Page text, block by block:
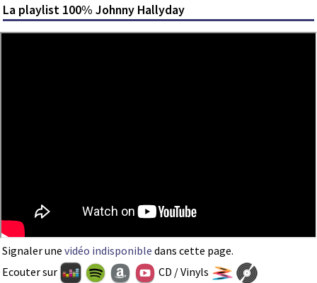
La playlist 100% Johnny Hallyday
Signaler une vidéo indisponible dans cette page.
Ecouter sur
CD / Vinyls